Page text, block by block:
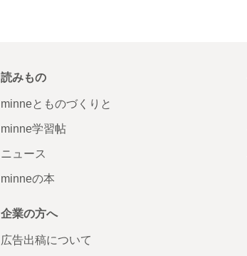
読みもの
minneとものづくりと
minne学習帖
ニュース
minneの本
企業の方へ
広告出稿について